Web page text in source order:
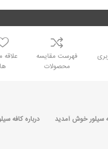
فهرست مقایسه
محصولات
علاقه
ها
سیلور خوش آمدید درباره کافه